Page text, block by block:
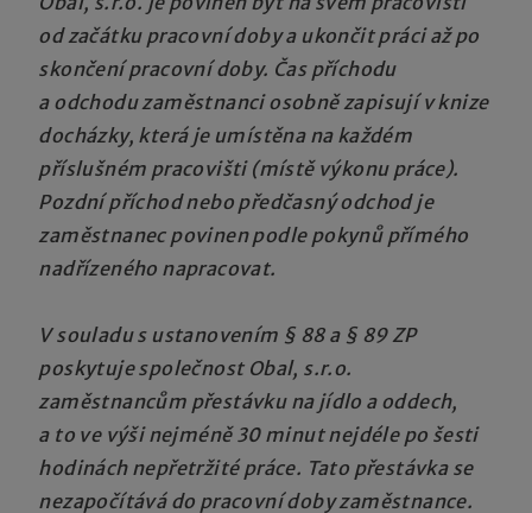
od začátku pracovní doby a ukončit práci až po
skončení pracovní doby. Čas příchodu
a odchodu zaměstnanci osobně zapisují v knize
docházky, která je umístěna na každém
příslušném pracovišti (místě výkonu práce).
Pozdní příchod nebo předčasný odchod je
zaměstnanec povinen podle pokynů přímého
nadřízeného napracovat.
V souladu s ustanovením § 88 a § 89 ZP
poskytuje společnost Obal, s.r.o.
zaměstnancům přestávku na jídlo a oddech,
a to ve výši nejméně 30 minut nejdéle po šesti
hodinách nepřetržité práce. Tato přestávka se
nezapočítává do pracovní doby zaměstnance.